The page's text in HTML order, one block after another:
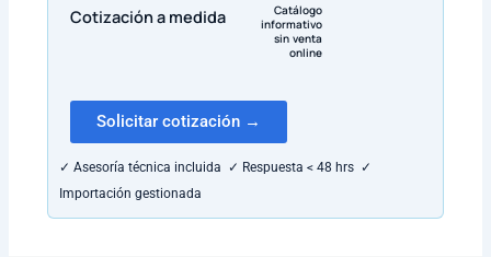
Cotización a medida
Catálogo
informativo
sin venta
online
Solicitar cotización →
✓ Asesoría técnica incluida ✓ Respuesta < 48 hrs ✓
Importación gestionada